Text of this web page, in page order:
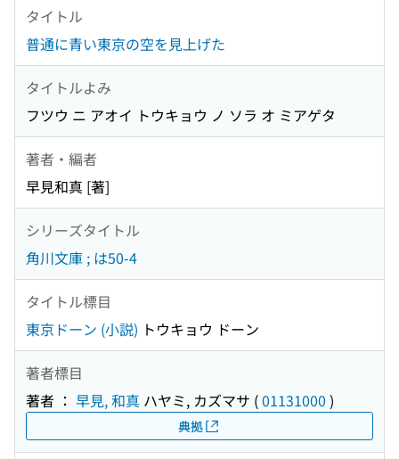
タイトル
普通に青い東京の空を見上げた
タイトルよみ
フツウ ニ アオイ トウキョウ ノ ソラ オ ミアゲタ
著者・編者
早見和真 [著]
シリーズタイトル
角川文庫 ; は50-4
タイトル標目
東京ドーン (小説) トウキョウ ドーン
著者標目
著者 ： 早見, 和真 ハヤミ, カズマサ (01131000 )
典拠